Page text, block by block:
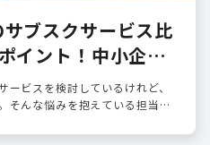
ブスクサービス比
イント！中小企業
ビスを検討しているけれど、
そんな悩みを抱えている担当者